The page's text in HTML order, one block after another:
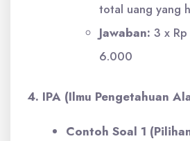
total uang yang
Jawaban: 3 x
6.000
4. IPA (Ilmu Pengetahuan
Contoh Soal 1